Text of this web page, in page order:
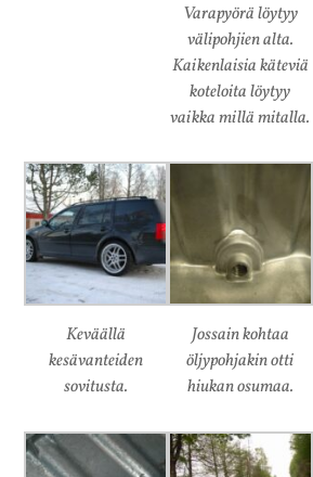
Varapyörä löytyy
välipohjien alta.
Kaikenlaisia käteviä
koteloita löytyy
vaikka millä mitalla.
Keväällä
kesävanteiden
sovitusta.
Jossain kohtaa
öljypohjakin otti
hiukan osumaa.